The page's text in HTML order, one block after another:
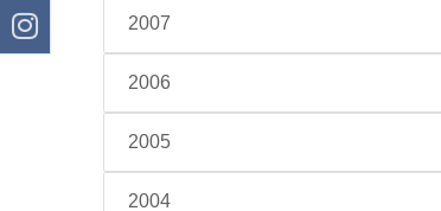
2007
2006
2005
2004